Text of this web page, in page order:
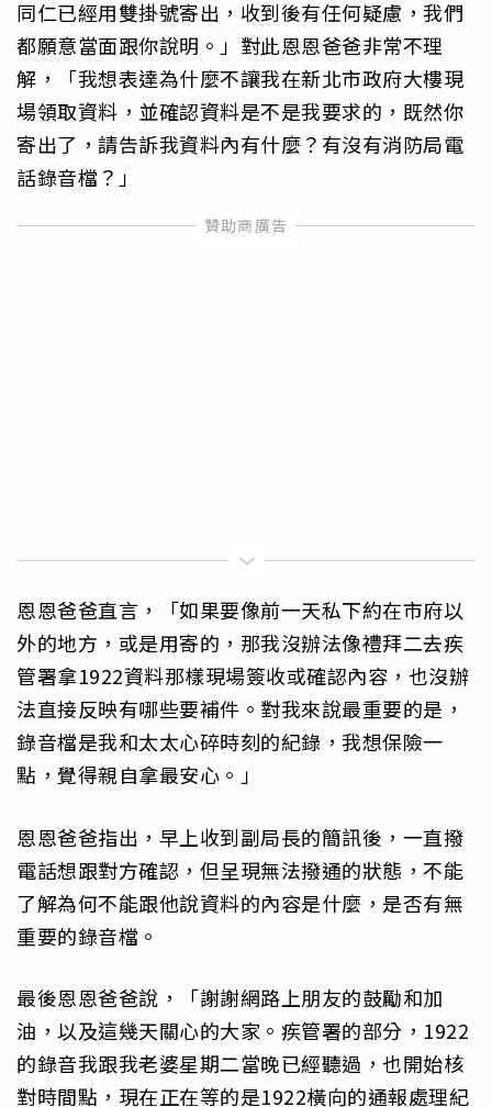
同仁已經用雙掛號寄出，收到後有任何疑慮，我們
都願意當面跟你說明。」對此恩恩爸爸非常不理
解，「我想表達為什麼不讓我在新北市政府大樓現
場領取資料，並確認資料是不是我要求的，既然你
寄出了，請告訴我資料內有什麼？有沒有消防局電
話錄音檔？」
恩恩爸爸直言，「如果要像前一天私下約在市府以
外的地方，或是用寄的，那我沒辦法像禮拜二去疾
管署拿1922資料那樣現場簽收或確認內容，也沒辦
法直接反映有哪些要補件。對我來說最重要的是，
錄音檔是我和太太心碎時刻的紀錄，我想保險一
點，覺得親自拿最安心。」
恩恩爸爸指出，早上收到副局長的簡訊後，一直撥
電話想跟對方確認，但呈現無法撥通的狀態，不能
了解為何不能跟他說資料的內容是什麼，是否有無
重要的錄音檔。
最後恩恩爸爸說，「謝謝網路上朋友的鼓勵和加
油，以及這幾天關心的大家。疾管署的部分，1922
的錄音我跟我老婆星期二當晚已經聽過，也開始核
對時間點，現在正在等的是1922橫向的通報處理紀